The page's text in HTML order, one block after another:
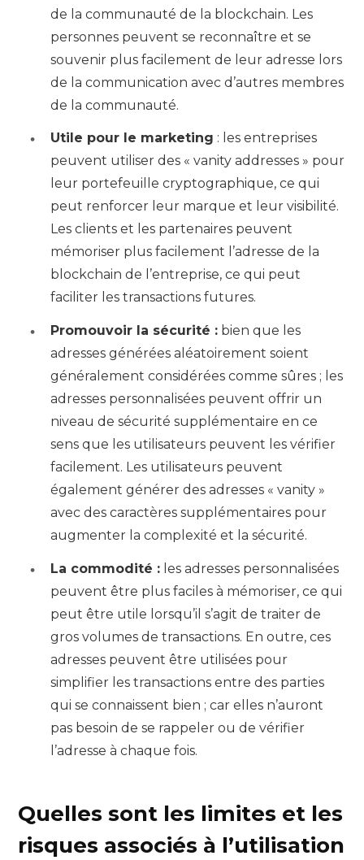
de la communauté de la blockchain. Les
personnes peuvent se reconnaître et se
souvenir plus facilement de leur adresse lors
de la communication avec d’autres membres
de la communauté.
Utile pour le marketing : les entreprises
peuvent utiliser des « vanity addresses » pour
leur portefeuille cryptographique, ce qui
peut renforcer leur marque et leur visibilité.
Les clients et les partenaires peuvent
mémoriser plus facilement l’adresse de la
blockchain de l’entreprise, ce qui peut
faciliter les transactions futures.
Promouvoir la sécurité : bien que les
adresses générées aléatoirement soient
généralement considérées comme sûres ; les
adresses personnalisées peuvent offrir un
niveau de sécurité supplémentaire en ce
sens que les utilisateurs peuvent les vérifier
facilement. Les utilisateurs peuvent
également générer des adresses « vanity »
avec des caractères supplémentaires pour
augmenter la complexité et la sécurité.
La commodité : les adresses personnalisées
peuvent être plus faciles à mémoriser, ce qui
peut être utile lorsqu’il s’agit de traiter de
gros volumes de transactions. En outre, ces
adresses peuvent être utilisées pour
simplifier les transactions entre des parties
qui se connaissent bien ; car elles n’auront
pas besoin de se rappeler ou de vérifier
l’adresse à chaque fois.
Quelles sont les limites et les
risques associés à l’utilisation